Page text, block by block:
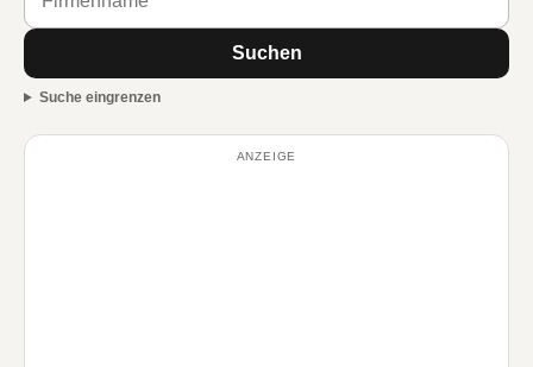
Suchen
Suche eingrenzen
ANZEIGE